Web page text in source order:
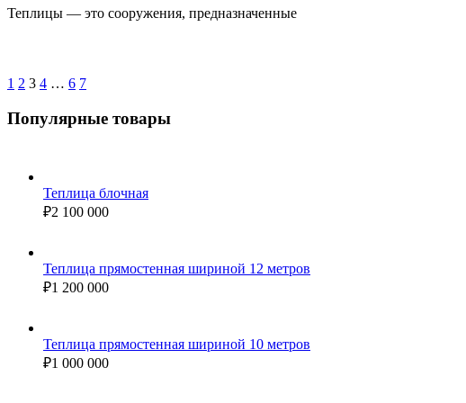
Теплицы — это сооружения, предназначенные
1 2 3 4 … 6 7
Популярные товары
Теплица блочная
₽2 100 000
Теплица прямостенная шириной 12 метров
₽1 200 000
Теплица прямостенная шириной 10 метров
₽1 000 000